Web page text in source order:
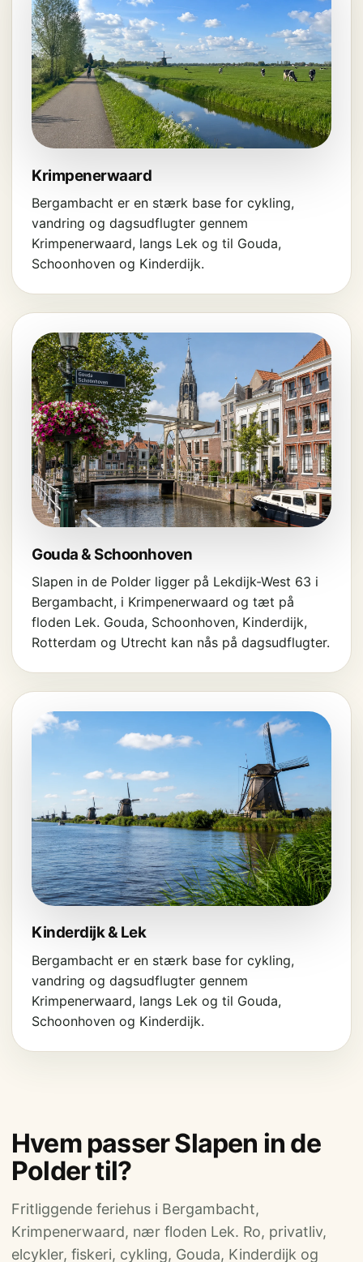
Krimpenerwaard
Bergambacht er en stærk base for cykling,
vandring og dagsudflugter gennem
Krimpenerwaard, langs Lek og til Gouda,
Schoonhoven og Kinderdijk.
Gouda & Schoonhoven
Slapen in de Polder ligger på Lekdijk-West 63 i
Bergambacht, i Krimpenerwaard og tæt på
floden Lek. Gouda, Schoonhoven, Kinderdijk,
Rotterdam og Utrecht kan nås på dagsudflugter.
Kinderdijk & Lek
Bergambacht er en stærk base for cykling,
vandring og dagsudflugter gennem
Krimpenerwaard, langs Lek og til Gouda,
Schoonhoven og Kinderdijk.
Hvem passer Slapen in de
Polder til?
Fritliggende feriehus i Bergambacht,
Krimpenerwaard, nær floden Lek. Ro, privatliv,
elcykler, fiskeri, cykling, Gouda, Kinderdijk og